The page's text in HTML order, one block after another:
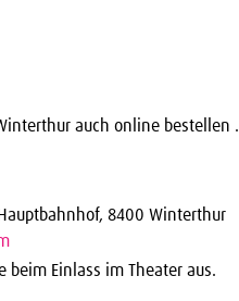
auch online bestellen .
8400 Winterthur
beim Einlass im Theater aus.